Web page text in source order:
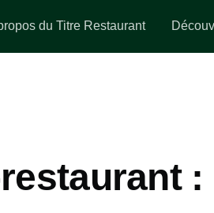
du Titre Restaurant
: